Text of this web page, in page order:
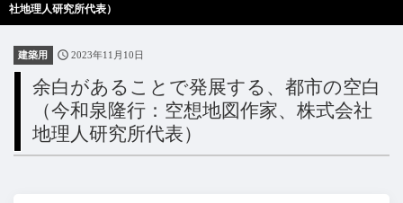
社地理人研究所代表）
建築用 2023年11月10日
余白があることで発展する、都市の空白
（今和泉隆行：空想地図作家、株式会社
地理人研究所代表）